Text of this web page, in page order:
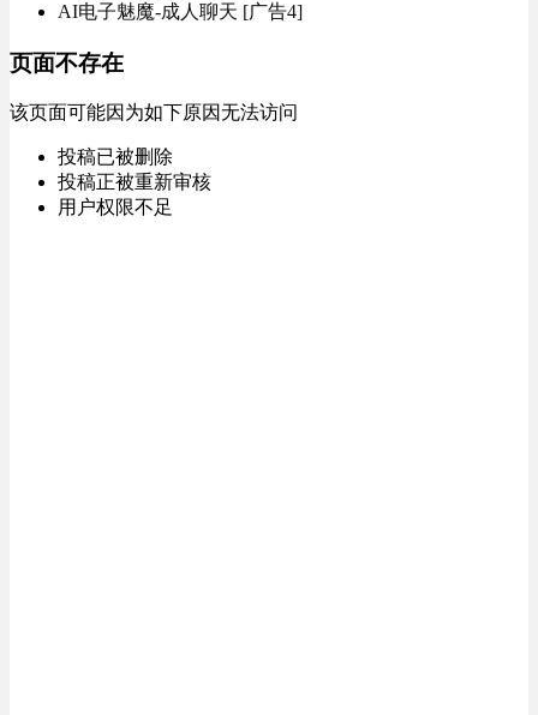
AI电子魅魔-成人聊天 [广告4]
页面不存在
该页面可能因为如下原因无法访问
投稿已被删除
投稿正被重新审核
用户权限不足